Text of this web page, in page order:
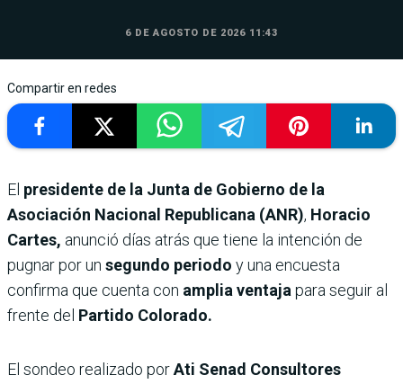
6 DE AGOSTO DE 2026 11:43
Compartir en redes
El presidente de la Junta de Gobierno de la
Asociación Nacional Republicana (ANR), Horacio
Cartes, anunció días atrás que tiene la intención de
pugnar por un segundo periodo y una encuesta
confirma que cuenta con amplia ventaja para seguir al
frente del Partido Colorado.
El sondeo realizado porAti Senad Consultores